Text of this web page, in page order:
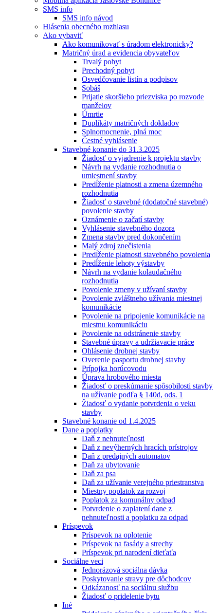
SMS info
SMS info návod
Hlásenia obecného rozhlasu
Ako vybaviť
Ako komunikovať s úradom elektronicky?
Matričný úrad a evidencia obyvateľov
Trvalý pobyt
Prechodný pobyt
Osvedčovanie listín a podpisov
Sobáš
Prijatie skoršieho priezviska po rozvode
manželov
Úmrtie
Duplikáty matričných dokladov
Splnomocnenie, plná moc
Čestné vyhlásenie
Stavebné konanie do 31.3.2025
Žiadosť o vyjadrenie k projektu stavby
Návrh na vydanie rozhodnutia o
umiestnení stavby
Predĺženie platnosti a zmena územného
rozhodnutia
Žiadosť o stavebné (dodatočné stavebné)
povolenie stavby
Oznámenie o začatí stavby
Vyhlásenie stavebného dozora
Zmena stavby pred dokončením
Malý zdroj znečistenia
Predĺženie platnosti stavebného povolenia
Predĺženie lehoty výstavby
Návrh na vydanie kolaudačného
rozhodnutia
Povolenie zmeny v užívaní stavby
Povolenie zvláštneho užívania miestnej
komunikácie
Povolenie na pripojenie komunikácie na
miestnu komunikáciu
Povolenie na odstránenie stavby
Stavebné úpravy a udržiavacie práce
Ohlásenie drobnej stavby
Overenie pasportu drobnej stavby
Prípojka horúcovodu
Úprava hrobového miesta
Žiadosť o preskúmanie spôsobilosti stavby
na užívanie podľa § 140d, ods. 1
Žiadosť o vydanie potvrdenia o veku
stavby
Stavebné konanie od 1.4.2025
Dane a poplatky
Daň z nehnuteľnosti
Daň z nevýherných hracích prístrojov
Daň z predajných automatov
Daň za ubytovanie
Daň za psa
Daň za užívanie verejného priestranstva
Miestny poplatok za rozvoj
Poplatok za komunálny odpad
Potvrdenie o zaplatení dane z
nehnuteľnosti a poplatku za odpad
Príspevok
Príspevok na oplotenie
Príspevok na fasády a strechy
Príspevok pri narodení dieťaťa
Sociálne veci
Jednorázová sociálna dávka
Poskytovanie stravy pre dôchodcov
Odkázanosť na sociálnu službu
Žiadosť o pridelenie bytu
Iné